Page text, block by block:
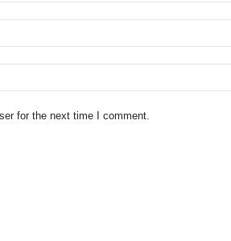
for the next time I comment.